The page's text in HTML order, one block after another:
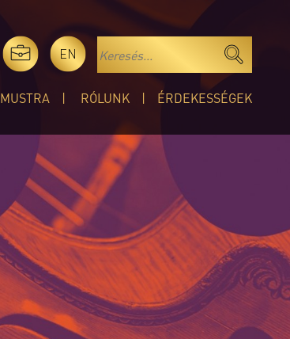
EN
MUSTRA RÓLUNK ÉRDEKESSÉGEK